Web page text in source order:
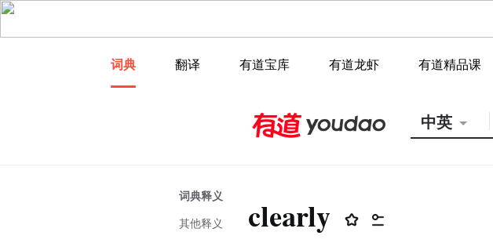
词典 翻译 有道宝库 有道龙虾 有道精品课
中英
词典释义
其他释义 clearly